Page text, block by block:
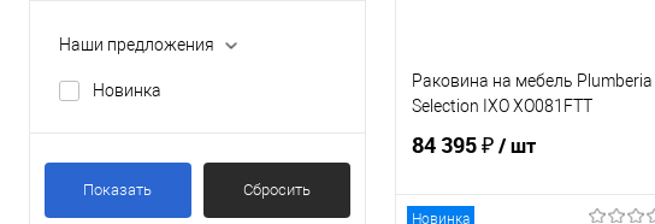
Наши предложения
Новинка
Показать Сбросить
Раковина на мебель Plumberia
Selection IXO XO081FTT
84 395 ₽/ шт
Новинка